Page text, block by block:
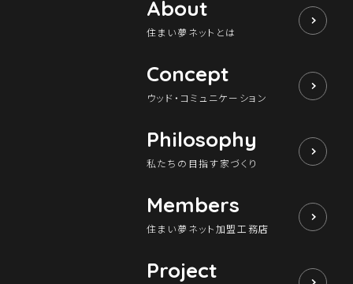
About
住まい夢ネットとは
Concept
ウッド・コミュニケーション
Philosophy
私たちの目指す家づくり
Members
住まい夢ネット加盟工務店
Project